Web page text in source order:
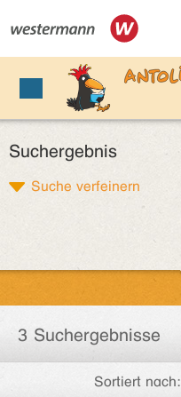
Suchergebnis
Suche verfeinern
3 Suchergebnisse
Sortiert nach: